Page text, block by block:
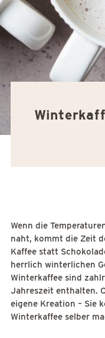
Wenn die
naht, kommt die Zeit
Kaffee statt
herrlich winterlichen
Winterkaffee sind
Jahreszeit enthalten.
eigene Kreation – Sie
Winterkaffee selber